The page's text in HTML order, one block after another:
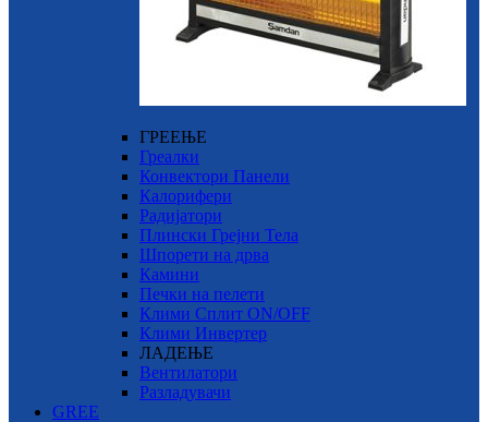
ГРЕЕЊЕ
Греалки
Конвектори Панели
Калорифери
Радијатори
Плински Грејни Тела
Шпорети на дрва
Камини
Печки на пелети
Клими Сплит ON/OFF
Клими Инвертер
ЛАДЕЊЕ
Вентилатори
Разладувачи
GREE